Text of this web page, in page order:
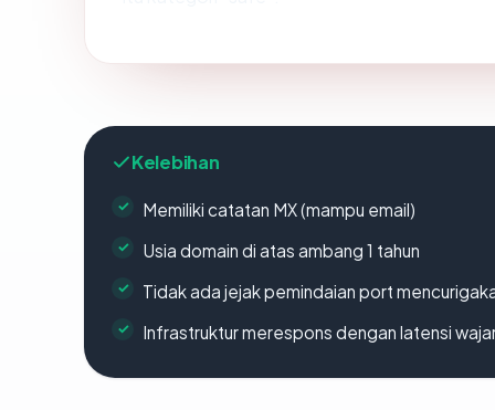
Kelebihan
Memiliki catatan MX (mampu email)
Usia domain di atas ambang 1 tahun
Tidak ada jejak pemindaian port
Infrastruktur merespons dengan latensi